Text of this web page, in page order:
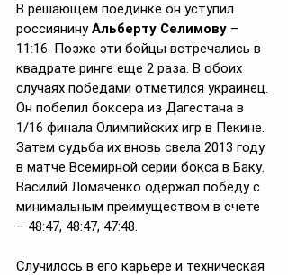
В решающем поединке он уступил
россиянину Альберту Селимову –
11:16. Позже эти бойцы встречались в
квадрате ринге еще 2 раза. В обоих
случаях победами отметился украинец.
Он побелил боксера из Дагестана в
1/16 финала Олимпийских игр в Пекине.
Затем судьба их вновь свела 2013 году
в матче Всемирной серии бокса в Баку.
Василий Ломаченко одержал победу с
минимальным преимуществом в счете
– 48:47, 48:47, 47:48.
Случилось в его карьере и техническая